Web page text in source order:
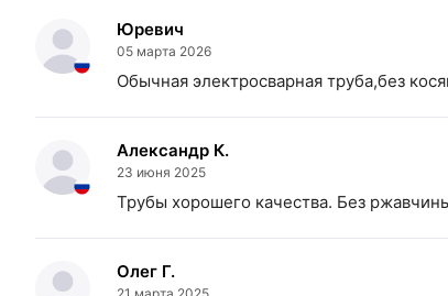
Юревич
05 марта 2026
Обычная электросварная труба,без
Александр К.
23 июня 2025
Трубы хорошего качества. Без
Олег Г.